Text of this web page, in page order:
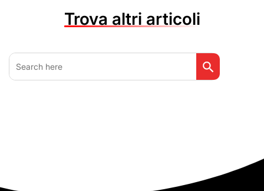
Trova altri articoli
Search
for:
Search Button